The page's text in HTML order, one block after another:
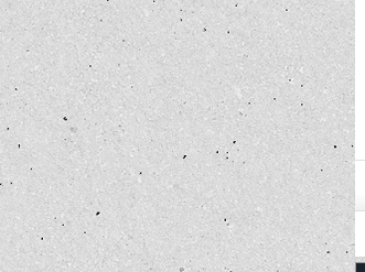
ース MOON Shaka キーリング
1,100円 (税込)